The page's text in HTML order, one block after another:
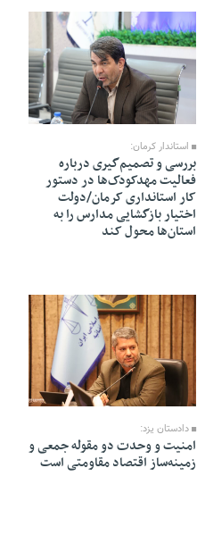
23 Farvardin 1405 - 19:10
استاندار کرمان:
بررسی و تصمیم‌گیری درباره
فعالیت مهدکودک‌ها در دستور
کار استانداری کرمان/دولت
اختیار بازگشایی مدارس را به
استان‌ها محول کند
دادستان یزد:
امنیت و وحدت دو مقوله جمعی و
زمینه‌ساز اقتصاد مقاومتی است